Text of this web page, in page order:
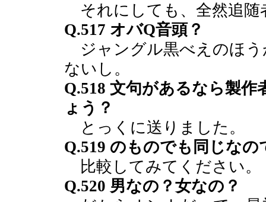
それにしても、全然追随
Q.517 オバQ音頭？
ジャングル黒べえのほう
ないし。
Q.518 文句があるなら製
ょう？
とっくに送りました。
Q.519 のものでも同じなの
比較してみてください。
Q.520 男なの？女なの？